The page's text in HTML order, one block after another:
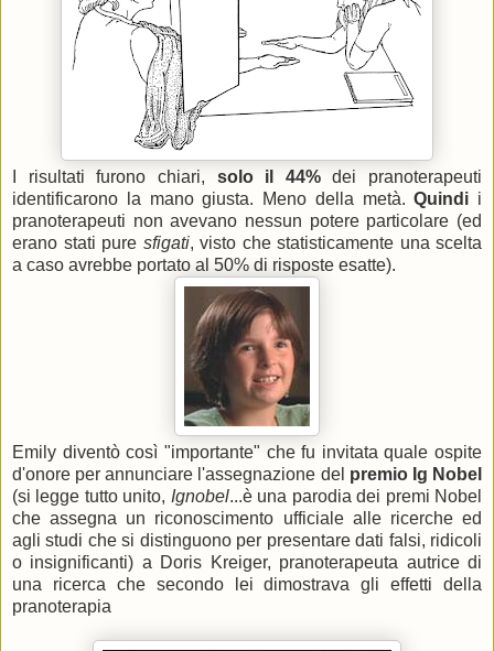
I risultati furono chiari, solo il 44%dei pranoterapeuti
identificarono la mano giusta. Meno della metà.Quindi i
pranoterapeuti non avevano nessun potere particolare (ed
erano stati pure sfigati, visto che statisticamente una scelta
a caso avrebbe portato al 50% di risposte esatte).
Emily diventò così "importante" che fu invitata quale ospite
d'onore per annunciare l'assegnazione del premio Ig Nobel
(si legge tutto unito, Ignobel...è una parodia dei premi Nobel
che assegna un riconoscimento ufficiale alle ricerche ed
agli studi che si distinguono per presentare dati falsi, ridicoli
o insignificanti) a Doris Kreiger, pranoterapeuta autrice di
una ricerca che secondo lei dimostrava gli effetti della
pranoterapia